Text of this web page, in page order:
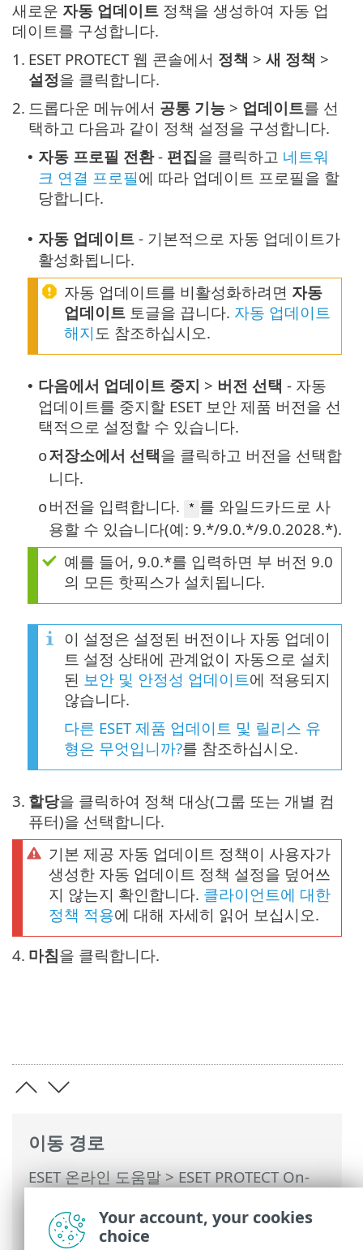
이동 경로
ESET 온라인 도움말>ESET PROTECT On-
동 업데이트>ESET 보안 제품의 자동 업데
이트> 자동 제품 업데이트 구성
새로운 자동 업데이트 정책을 생성하여 자동 업
데이트를 구성합니다.
1. ESET PROTECT 웹 콘솔에서 정책 > 새 정책 >
설정을 클릭합니다.
2. 드롭다운 메뉴에서 공통 기능 > 업데이트를 선
택하고 다음과 같이 정책 설정을 구성합니다.
• 자동 프로필 전환- 편집을 클릭하고 네트워
크 연결 프로필에 따라 업데이트 프로필을 할
당합니다.
• 자동 업데이트 - 기본적으로 자동 업데이트가
활성화됩니다.
자동 업데이트를 비활성화하려면 자동
업데이트 토글을 끕니다. 자동 업데이트
해지 도 참조하십시오.
• 다음에서 업데이트 중지 > 버전 선택 - 자동
업데이트를 중지할 ESET 보안 제품 버전을 선
택적으로 설정할 수 있습니다.
o저장소에서 선택을 클릭하고 버전을 선택합
니다.
o버전을 입력합니다. * 를 와일드카드로 사
용할 수 있습니다(예: 9.*/9.0.*/9.0.2028.*).
예를 들어, 9.0.*를 입력하면 부 버전 9.0
의 모든 핫픽스가 설치됩니다.
이 설정은 설정된 버전이나 자동 업데이
트 설정 상태에 관계없이 자동으로 설치
된 보안 및 안정성 업데이트에 적용되지
않습니다.
다른 ESET 제품 업데이트 및 릴리스 유
형은 무엇입니까?를 참조하십시오.
3. 할당을 클릭하여 정책 대상(그룹 또는 개별 컴
퓨터)을 선택합니다.
기본 제공 자동 업데이트 정책이 사용자가
생성한 자동 업데이트 정책 설정을 덮어쓰
지 않는지 확인합니다. 클라이언트에 대한
정책 적용에 대해 자세히 읽어 보십시오.
4. 마침을 클릭합니다.
Your account, your cookies
choice